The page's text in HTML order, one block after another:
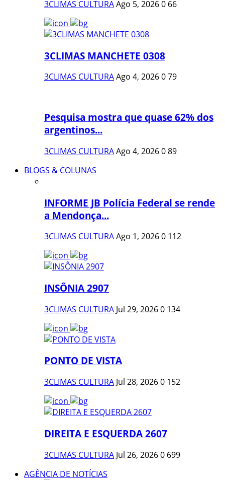
3CLIMAS CULTURAAgo 5, 20260 66
3CLIMAS MANCHETE 0308
3CLIMAS CULTURAAgo 4, 2026079
Pesquisa mostra que quase 62% dos
argentinos...
3CLIMAS CULTURAAgo 4, 2026089
BLOGS & COLUNAS
INFORME JB Polícia Federal se rende
a Mendonça...
3CLIMAS CULTURAAgo 1, 20260 112
INSÔNIA 2907
3CLIMAS CULTURA Jul 29, 20260 134
PONTO DE VISTA
3CLIMAS CULTURA Jul 28, 20260 152
DIREITA E ESQUERDA 2607
3CLIMAS CULTURA Jul 26, 20260 699
AGÊNCIA DE NOTÍCIAS